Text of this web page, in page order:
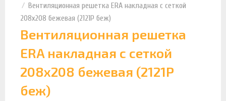
Вентиляционная решетка ERA накладная с сеткой
208х208 бежевая (2121Р беж)
Вентиляционная решетка
ERA накладная с сеткой
208х208 бежевая (2121Р
беж)